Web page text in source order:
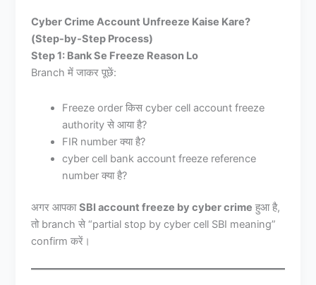
Cyber Crime Account Unfreeze Kaise Kare?
(Step-by-Step Process)
Step 1: Bank Se Freeze Reason Lo
Branch में जाकर पूछें:
Freeze order किस cyber cell account freeze
authority से आया है?
FIR number क्या है?
cyber cell bank account freeze reference
number क्या है?
अगर आपकाSBI account freeze by cyber crime हुआ है,
तो branch से “partial stop by cyber cell SBI meaning”
confirm करें।